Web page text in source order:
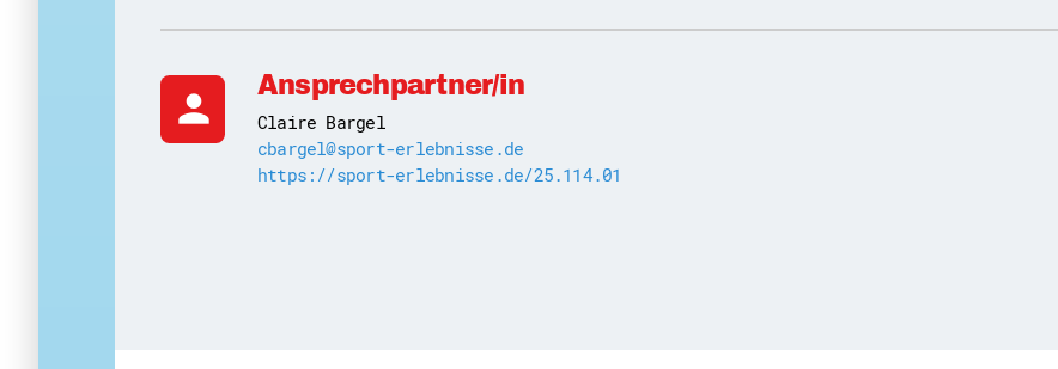
person
Ansprechpartner/in
Claire Bargel
cbargel@sport-erlebnisse.de
https://sport-erlebnisse.de/25.114.01